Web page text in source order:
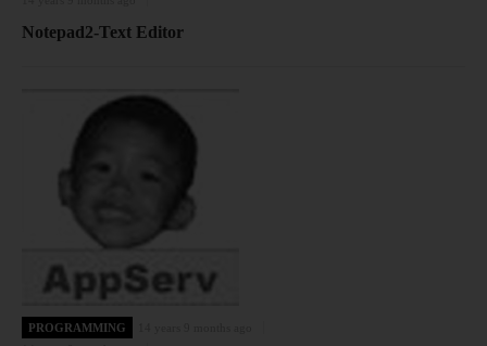
Notepad2-Text Editor
PROGRAMMING